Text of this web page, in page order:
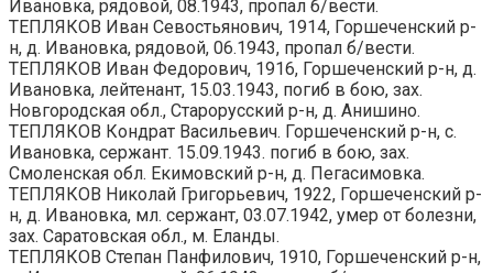
Ивановка, рядовой, 08.1943, пропал б/вести.
ТЕПЛЯКОВ Иван Севостьянович, 1914, Горшеченский р-
н, д. Ивановка, рядовой, 06.1943, пропал б/вести.
ТЕПЛЯКОВ Иван Федорович, 1916, Горшеченский р-н, д.
Ивановка, лейтенант, 15.03.1943, погиб в бою, зах.
Новгородская обл., Старорусский р-н, д. Анишино.
ТЕПЛЯКОВ Кондрат Васильевич. Горшеченский р-н, с.
Ивановка, сержант. 15.09.1943. погиб в бою, зах.
Смоленская обл. Екимовский р-н, д. Пегасимовка.
ТЕПЛЯКОВ Николай Григорьевич, 1922, Горшеченский р-
н, д. Ивановка, мл. сержант, 03.07.1942, умер от болезни,
зах. Саратовская обл., м. Еланды.
ТЕПЛЯКОВ Степан Панфилович, 1910, Горшеченский р-н,